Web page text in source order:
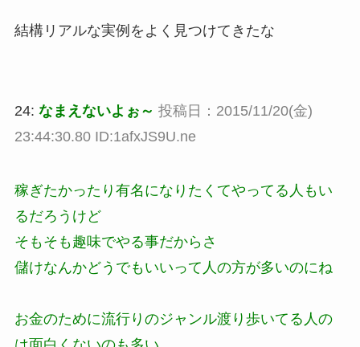
結構リアルな実例をよく見つけてきたな
24: なまえないよぉ～ 投稿日：2015/11/20(金)
23:44:30.80 ID:1afxJS9U.ne
稼ぎたかったり有名になりたくてやってる人もい
るだろうけど
そもそも趣味でやる事だからさ
儲けなんかどうでもいいって人の方が多いのにね
お金のために流行りのジャンル渡り歩いてる人の